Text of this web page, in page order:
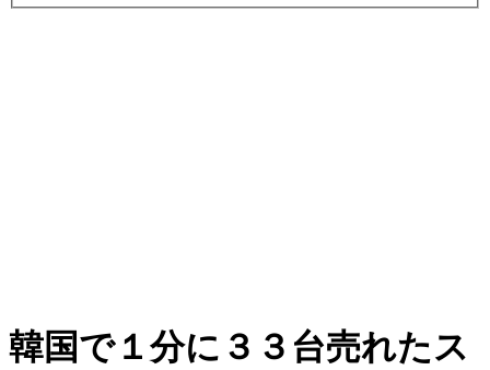
韓国で１分に３３台売れたス